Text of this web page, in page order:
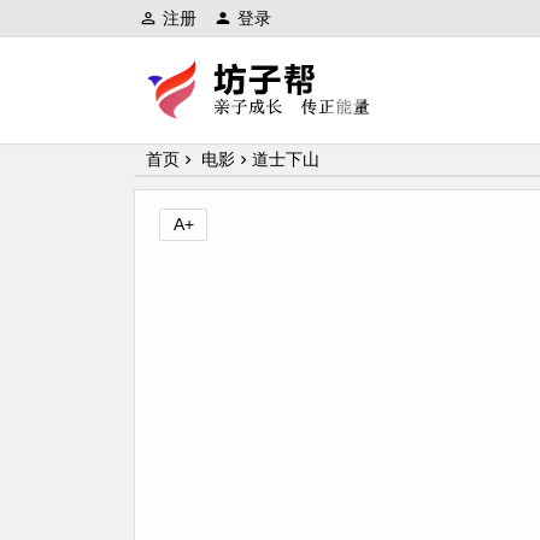
注册 登录
首页 电影 道士下山
A+